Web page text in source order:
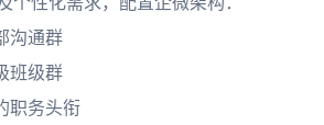
沟通群
班级群
职务头衔